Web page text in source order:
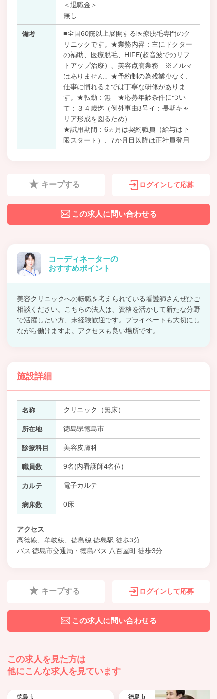
＜退職金＞
無し
備考
■全国60院以上展開する医療脱毛専門のク
リニックです。★業務内容：主にドクター
の補助、医療脱毛、HIFE(超音波でのリフ
トアップ治療）、美容点滴業務 ※ノルマ
はありません。★予約制の為残業少なく、
仕事に慣れるまでは丁寧な研修がありま
す。★転勤：無 ★応募年齢条件につい
て：３４歳迄（例外事由3号イ：長期キャ
リア形成を図るため）
★試用期間：6ヵ月は契約職員（給与は下
限スタート）、7か月目以降は正社員登用
キープする ログインして応募
この求人に問い合わせる
コーディネーターの
おすすめポイント
美容クリニックへの転職を考えられている看護師さんぜひご
相談ください。こちらの法人は、資格を活かして新たな分野
で活躍したい方、未経験歓迎です。プライベートも大切にし
ながら働けますよ。アクセスも良い場所です。
施設詳細
名称 クリニック（無床）
所在地 徳島県徳島市
診療科目 美容皮膚科
職員数 9名(内看護師4名位)
カルテ 電子カルテ
病床数 0床
アクセス
高徳線、牟岐線、徳島線 徳島駅 徒歩3分
バス 徳島市交通局・徳島バス 八百屋町 徒歩3分
キープする ログインして応募
この求人に問い合わせる
この求人を見た方は
他にこんな求人を見ています
徳島市 徳島市